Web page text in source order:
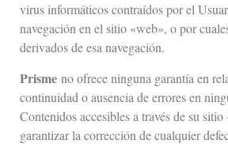
virus informáticos contraídos por el
navegación en el sitio «web», o por
derivados de esa navegación.
Prisme no ofrece ninguna garantía en
continuidad o ausencia de errores en
Contenidos accesibles a través de su
garantizar la corrección de cualquier